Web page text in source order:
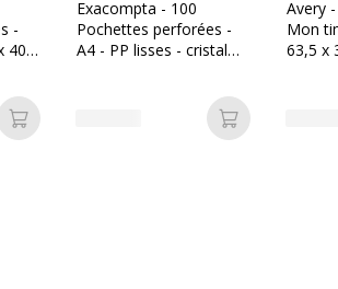
-
40 x
Ajouter au panier
Exacompta - 100
Pochettes perforées -
A4 - PP lisses - cristal
Ajouter au
Avery
Mon
63,5 x